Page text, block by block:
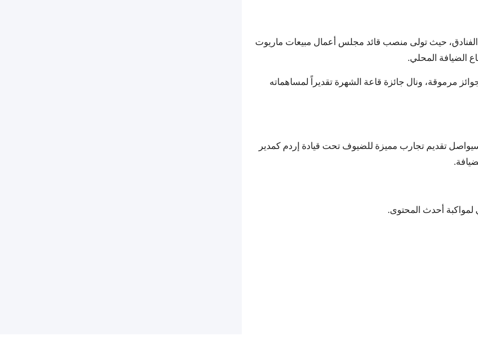
حيث تولى منصب قائد مجلس أعمال مبيعات ماريوت
مرموقة، ونال جائزة قاعة الشهرة تقديراً لمساهماته
تقديم تجارب مميزة للضيوف تحت قيادة إردم كمدير
لمواكبة أحدث المحتوى.